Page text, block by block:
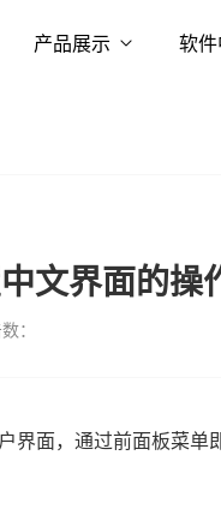
产品展示 软
文界面的操
：
界面，通过前面板菜单